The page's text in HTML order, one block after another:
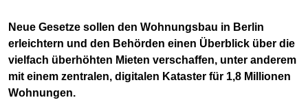
Neue Gesetze sollen den Wohnungsbau in Berlin
erleichtern und den Behörden einen Überblick über die
vielfach überhöhten Mieten verschaffen, unter anderem
mit einem zentralen, digitalen Kataster für 1,8 Millionen
Wohnungen.